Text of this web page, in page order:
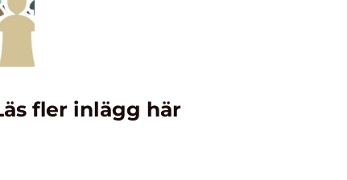
fler inlägg här